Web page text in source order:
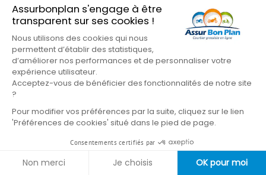
Assurbonplan s'engage à être
transparent sur ses cookies !
Nous utilisons des cookies qui nous
permettent d’établir des statistiques,
d’améliorer nos performances et de personnaliser votre
expérience utilisateur.
Acceptez-vous de bénéficier des fonctionnalités de notre site
?
Pour modifier vos préférences par la suite, cliquez sur le lien
'Préférences de cookies' situé dans le pied de page.
Consentements certifiés par
Non merci Je choisis OK pour moi
Qui sommes nous ? Plan du site
Nous contacter
Mentions légales
Conditions Générales
Nos partenaires
Gestion des cookies
Formulaire de résiliation
Suivez-nous sur les réseaux